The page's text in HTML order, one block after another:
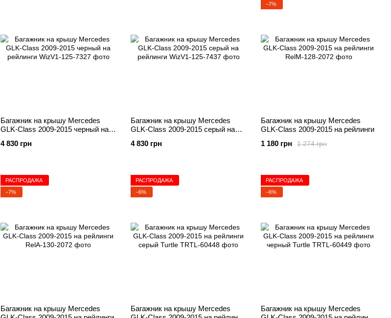
Багажник на крышу Mercedes
GLK-Class 2009-2015 черный на
4 830 грн
Багажник на крышу Mercedes
GLK-Class 2009-2015 серый на
4 830 грн
−7%
Багажник на крышу Mercedes
GLK-Class 2009-2015 на рейлинги
1 274 грн
1 180 грн
РАСПРОДАЖА
−7%
Багажник на крышу Mercedes
РАСПРОДАЖА
−6%
Багажник на крышу Mercedes
РАСПРОДАЖА
−6%
Багажник на крышу Mercedes